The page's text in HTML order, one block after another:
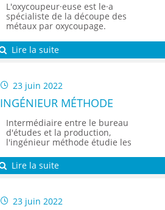
L'oxycoupeur·euse est le·a
spécialiste de la découpe des
métaux par oxycoupage.
Lire la suite
23 juin 2022
INGÉNIEUR MÉTHODE
Intermédiaire entre le bureau
d'études et la production,
l'ingénieur méthode étudie les
modernisation ou de mise en
conformité de l'appareil de
Lire la suite
23 juin 2022